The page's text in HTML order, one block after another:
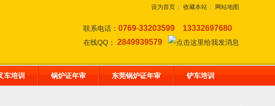
设为首页 收藏本站 网站地图
联系电话： 0769-33203599 13332697680
在线QQ： 2849939579
车培训 锅炉证年审 东莞锅炉证年审 铲车培训